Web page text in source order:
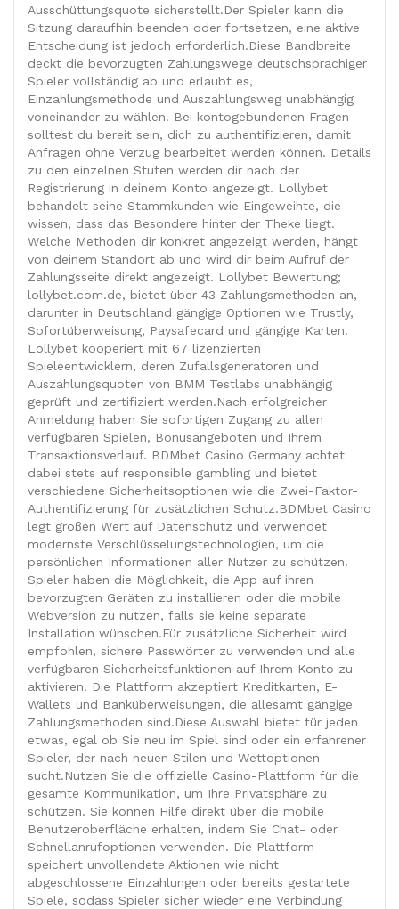
Ausschüttungsquote sicherstellt.Der Spieler kann die
Sitzung daraufhin beenden oder fortsetzen, eine aktive
Entscheidung ist jedoch erforderlich.Diese Bandbreite
deckt die bevorzugten Zahlungswege deutschsprachiger
Spieler vollständig ab und erlaubt es,
Einzahlungsmethode und Auszahlungsweg unabhängig
voneinander zu wählen. Bei kontogebundenen Fragen
solltest du bereit sein, dich zu authentifizieren, damit
Anfragen ohne Verzug bearbeitet werden können. Details
zu den einzelnen Stufen werden dir nach der
Registrierung in deinem Konto angezeigt. Lollybet
behandelt seine Stammkunden wie Eingeweihte, die
wissen, dass das Besondere hinter der Theke liegt.
Welche Methoden dir konkret angezeigt werden, hängt
von deinem Standort ab und wird dir beim Aufruf der
Zahlungsseite direkt angezeigt. Lollybet Bewertung;
lollybet.com.de, bietet über 43 Zahlungsmethoden an,
darunter in Deutschland gängige Optionen wie Trustly,
Sofortüberweisung, Paysafecard und gängige Karten.
Lollybet kooperiert mit 67 lizenzierten
Spieleentwicklern, deren Zufallsgeneratoren und
Auszahlungsquoten von BMM Testlabs unabhängig
geprüft und zertifiziert werden.Nach erfolgreicher
Anmeldung haben Sie sofortigen Zugang zu allen
verfügbaren Spielen, Bonusangeboten und Ihrem
Transaktionsverlauf. BDMbet Casino Germany achtet
dabei stets auf responsible gambling und bietet
verschiedene Sicherheitsoptionen wie die Zwei-Faktor-
Authentifizierung für zusätzlichen Schutz.BDMbet Casino
legt großen Wert auf Datenschutz und verwendet
modernste Verschlüsselungstechnologien, um die
persönlichen Informationen aller Nutzer zu schützen.
Spieler haben die Möglichkeit, die App auf ihren
bevorzugten Geräten zu installieren oder die mobile
Webversion zu nutzen, falls sie keine separate
Installation wünschen.Für zusätzliche Sicherheit wird
empfohlen, sichere Passwörter zu verwenden und alle
verfügbaren Sicherheitsfunktionen auf Ihrem Konto zu
aktivieren. Die Plattform akzeptiert Kreditkarten, E-
Wallets und Banküberweisungen, die allesamt gängige
Zahlungsmethoden sind.Diese Auswahl bietet für jeden
etwas, egal ob Sie neu im Spiel sind oder ein erfahrener
Spieler, der nach neuen Stilen und Wettoptionen
sucht.Nutzen Sie die offizielle Casino-Plattform für die
gesamte Kommunikation, um Ihre Privatsphäre zu
schützen. Sie können Hilfe direkt über die mobile
Benutzeroberfläche erhalten, indem Sie Chat- oder
Schnellanrufoptionen verwenden. Die Plattform
speichert unvollendete Aktionen wie nicht
abgeschlossene Einzahlungen oder bereits gestartete
Spiele, sodass Spieler sicher wieder eine Verbindung